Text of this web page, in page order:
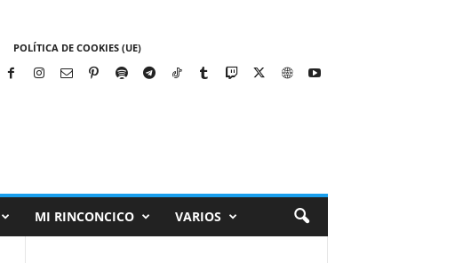
POLÍTICA DE COOKIES (UE)
MI RINCONCICO VARIOS